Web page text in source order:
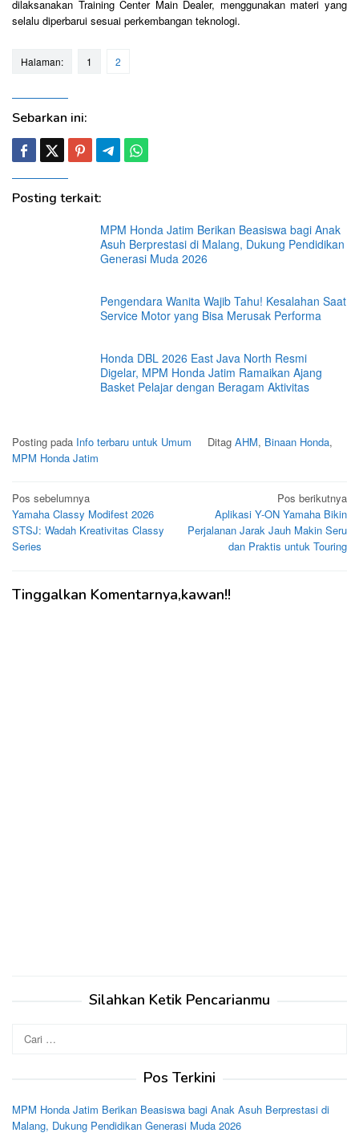
dilaksanakan Training Center Main Dealer, menggunakan materi yang
selalu diperbarui sesuai perkembangan teknologi.
Halaman: 1 2
Sebarkan ini:
Posting terkait:
MPM Honda Jatim Berikan Beasiswa bagi Anak
Asuh Berprestasi di Malang, Dukung Pendidikan
Generasi Muda 2026
Pengendara Wanita Wajib Tahu! Kesalahan Saat
Service Motor yang Bisa Merusak Performa
Honda DBL 2026 East Java North Resmi
Digelar, MPM Honda Jatim Ramaikan Ajang
Basket Pelajar dengan Beragam Aktivitas
Posting pada Info terbaru untuk Umum Ditag AHM, Binaan Honda,
MPM Honda Jatim
Navigasi
pos
Pos sebelumnya
Yamaha Classy Modifest 2026
STSJ: Wadah Kreativitas Classy
Series
Pos berikutnya
Aplikasi Y-ON Yamaha Bikin
Perjalanan Jarak Jauh Makin Seru
dan Praktis untuk Touring
Tinggalkan Komentarnya,kawan!!
Silahkan Ketik Pencarianmu
untuk:
Pos Terkini
MPM Honda Jatim Berikan Beasiswa bagi Anak Asuh Berprestasi di
Malang, Dukung Pendidikan Generasi Muda 2026